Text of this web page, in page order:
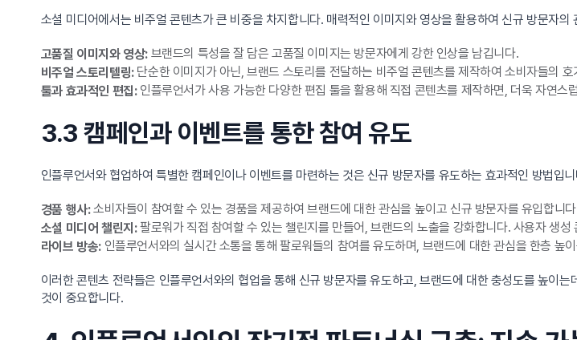
소셜 미디어에서는 비주얼 콘텐츠가 큰 비중을 차지합니다. 매력적인 이미지와 영상을 활용하여 신규 방문자
고품질 이미지와 영상:브랜드의 특성을 잘 담은 고품질 이미지는 방문자에게 강한 인상을 남깁니다.
비주얼 스토리텔링:단순한 이미지가 아닌, 브랜드 스토리를 전달하는 비주얼 콘텐츠를 제작하여 소비자들의
툴과 효과적인 편집:인플루언서가 사용 가능한 다양한 편집 툴을 활용해 직접 콘텐츠를 제작하면, 더욱 자연스
3.3 캠페인과 이벤트를 통한 참여 유도
인플루언서와 협업하여 특별한 캠페인이나 이벤트를 마련하는 것은 신규 방문자를 유도하는 효과적인 방법입
경품 행사:소비자들이 참여할 수 있는 경품을 제공하여 브랜드에 대한 관심을 높이고 신규 방문자를 유입합니
소셜 미디어 챌린지:팔로워가 직접 참여할 수 있는 챌린지를 만들어, 브랜드의 노출을 강화합니다. 사용자 생
라이브 방송:인플루언서와의 실시간 소통을 통해 팔로워들의 참여를 유도하며, 브랜드에 대한 관심을 한층 높
이러한 콘텐츠 전략들은 인플루언서와의 협업을 통해 신규 방문자를 유도하고, 브랜드에 대한 충성도를 높이
것이 중요합니다.